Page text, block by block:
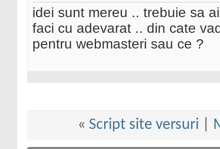
idei sunt mereu .. trebuie sa
faci cu adevarat .. din cate
pentru webmasteri sau ce ?
« Script site versuri